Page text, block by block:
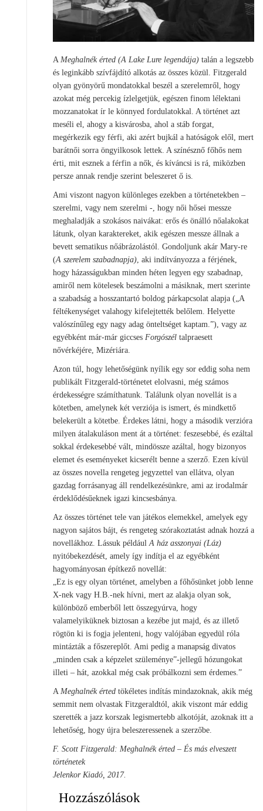
A Meghalnék érted (A Lake Lure legendája) talán a legszebb
és leginkább szívfájdító alkotás az összes közül. Fitzgerald
olyan gyönyörű mondatokkal beszél a szerelemről, hogy
azokat még percekig ízlelgetjük, egészen finom lélektani
mozzanatokat ír le könnyed fordulatokkal. A történet azt
meséli el, ahogy a kisvárosba, ahol a stáb forgat,
megérkezik egy férfi, aki azért bujkál a hatóságok elől, mert
barátnői sorra öngyilkosok lettek. A színésznő főhős nem
érti, mit esznek a férfin a nők, és kíváncsi is rá, miközben
persze annak rendje szerint beleszeret ő is.
Ami viszont nagyon különleges ezekben a történetekben –
szerelmi, vagy nem szerelmi -, hogy női hősei messze
meghaladják a szokásos naivákat: erős és önálló nőalakokat
látunk, olyan karaktereket, akik egészen messze állnak a
bevett sematikus nőábrázolástól. Gondoljunk akár Mary-re
(A szerelem szabadnapja), aki indítványozza a férjének,
hogy házasságukban minden héten legyen egy szabadnap,
amiről nem kötelesek beszámolni a másiknak, mert szerinte
a szabadság a hosszantartó boldog párkapcsolat alapja („A
féltékenységet valahogy kifelejtették belőlem. Helyette
valószínűleg egy nagy adag önteltséget kaptam.”), vagy az
egyébként már-már giccses Forgószél talpraesett
nővérkéjére, Mizériára.
Azon túl, hogy lehetőségünk nyílik egy sor eddig soha nem
publikált Fitzgerald-történetet elolvasni, még számos
érdekességre számíthatunk. Találunk olyan novellát is a
kötetben, amelynek két verziója is ismert, és mindkettő
belekerült a kötetbe. Érdekes látni, hogy a második verzióra
milyen átalakuláson ment át a történet: feszesebbé, és ezáltal
sokkal érdekesebbé vált, mindössze azáltal, hogy bizonyos
elemet és eseményeket kicserélt benne a szerző. Ezen kívül
az összes novella rengeteg jegyzettel van ellátva, olyan
gazdag forrásanyag áll rendelkezésünkre, ami az irodalmár
érdeklődésűeknek igazi kincsesbánya.
Az összes történet tele van játékos elemekkel, amelyek egy
nagyon sajátos bájt, és rengeteg szórakoztatást adnak hozzá a
novellákhoz. Lássuk példáulA ház asszonyai (Láz)
nyitóbekezdését, amely így indítja el az egyébként
hagyományosan építkező novellát:
„Ez is egy olyan történet, amelyben a főhősünket jobb lenne
X-nek vagy H.B.-nek hívni, mert az alakja olyan sok,
különböző emberből lett összegyúrva, hogy
valamelyiküknek biztosan a kezébe jut majd, és az illető
rögtön ki is fogja jelenteni, hogy valójában egyedül róla
mintázták a főszereplőt. Ami pedig a manapság divatos
„minden csak a képzelet szüleménye”-jellegű hózungokat
illeti – hát, azokkal még csak próbálkozni sem érdemes.”
A Meghalnék érted tökéletes indítás mindazoknak, akik még
semmit nem olvastak Fitzgeraldtól, akik viszont már eddig
szerették a jazz korszak legismertebb alkotóját, azoknak itt a
lehetőség, hogy újra beleszeressenek a szerzőbe.
F. Scott Fitzgerald: Meghalnék érted – És más elveszett
történetek
Jelenkor Kiadó, 2017.
Hozzászólások